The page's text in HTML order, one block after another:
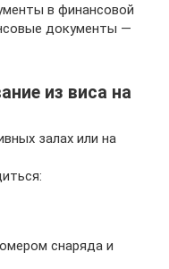
в финансовой
документы —
из виса на
залах или на
снаряда и